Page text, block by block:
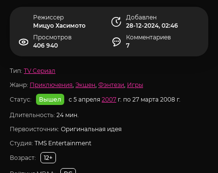
Режиссер
Мицуо Хасимото
Добавлен
28-12-2024, 02:46
Просмотров
406 940
Комментариев
7
Тип: TV Сериал
Жанр: Приключения, Экшен, Фэнтези, Игры
Статус:
Вышел с 5 апреля 2007 г. по 27 марта 2008 г.
Длительность: 24 мин.
Первоисточник: Оригинальная идея
Студия: TMS Entertainment
Возраст:
12+